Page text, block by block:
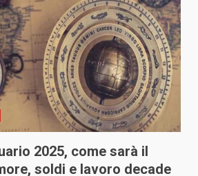
2025, come sarà il
soldi e lavoro decade